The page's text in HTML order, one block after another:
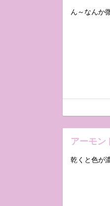
ん～なんか
アーモン
乾くと色が